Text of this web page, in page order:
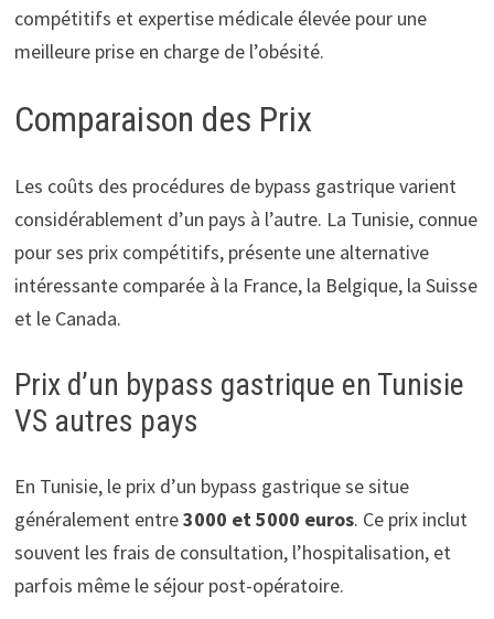
compétitifs et expertise médicale élevée pour une
meilleure prise en charge de l’obésité.
Comparaison des Prix
Les coûts des procédures de bypass gastrique varient
considérablement d’un pays à l’autre. La Tunisie, connue
pour ses prix compétitifs, présente une alternative
intéressante comparée à la France, la Belgique, la Suisse
et le Canada.
Prix d’un bypass gastrique en Tunisie
VS autres pays
En Tunisie, le prix d’un bypass gastrique se situe
généralement entre3000 et 5000 euros. Ce prix inclut
souvent les frais de consultation, l’hospitalisation, et
parfois même le séjour post-opératoire.